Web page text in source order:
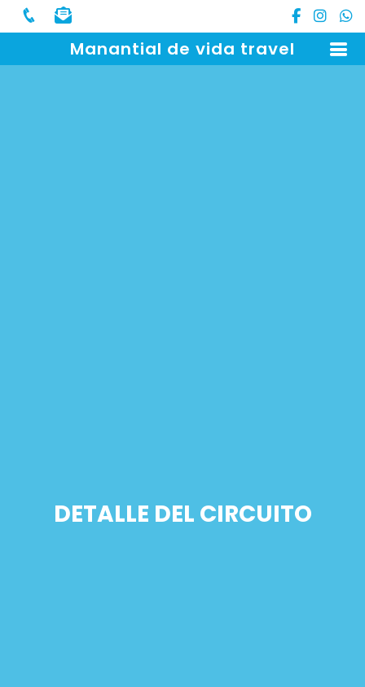
Manantial de vida travel
DETALLE DEL CIRCUITO